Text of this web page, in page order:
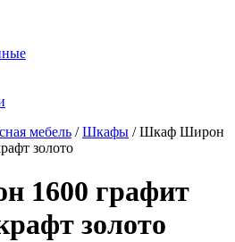
мебель /Шкафы /Шкаф Широн
золото
1600 графит
золото